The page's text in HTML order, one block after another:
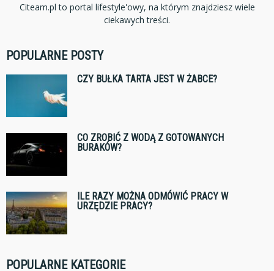
Citeam.pl to portal lifestyle'owy, na którym znajdziesz wiele
ciekawych treści.
POPULARNE POSTY
CZY BUŁKA TARTA JEST W ŻABCE?
CO ZROBIĆ Z WODĄ Z GOTOWANYCH
BURAKÓW?
ILE RAZY MOŻNA ODMÓWIĆ PRACY W
URZĘDZIE PRACY?
POPULARNE KATEGORIE